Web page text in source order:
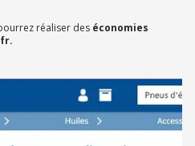
réaliser des économies